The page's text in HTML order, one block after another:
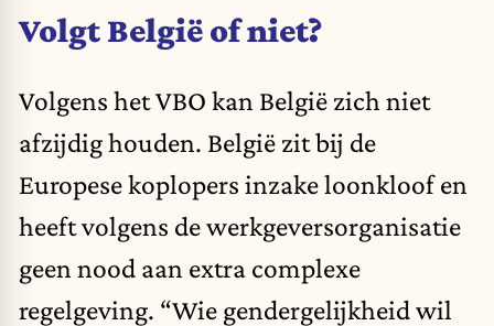
Volgt België of niet?
Volgens het VBO kan België zich niet
afzijdig houden. België zit bij de
Europese koplopers inzake loonkloof en
heeft volgens de werkgeversorganisatie
geen nood aan extra complexe
regelgeving. “Wie gendergelijkheid wil